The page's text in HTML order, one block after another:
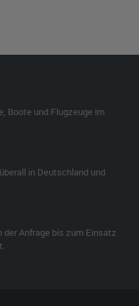
Boote und Flugzeuge im
in Deutschland und
Anfrage bis zum Einsatz